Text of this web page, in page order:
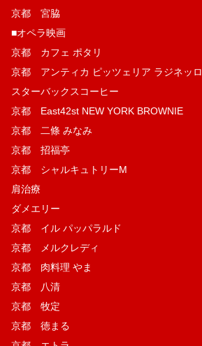
京都 宮脇
■オペラ映画
京都 カフェ ポタリ
京都 アンティカ ピッツェリア ラジネッロ
スターバックスコーヒー
京都 East42st NEW YORK BROWNIE
京都 二條 みなみ
京都 招福亭
京都 シャルキュトリーM
肩治療
ダメエリー
京都 イル パッパラルド
京都 メルクレディ
京都 肉料理 やま
京都 八清
京都 牧定
京都 徳まる